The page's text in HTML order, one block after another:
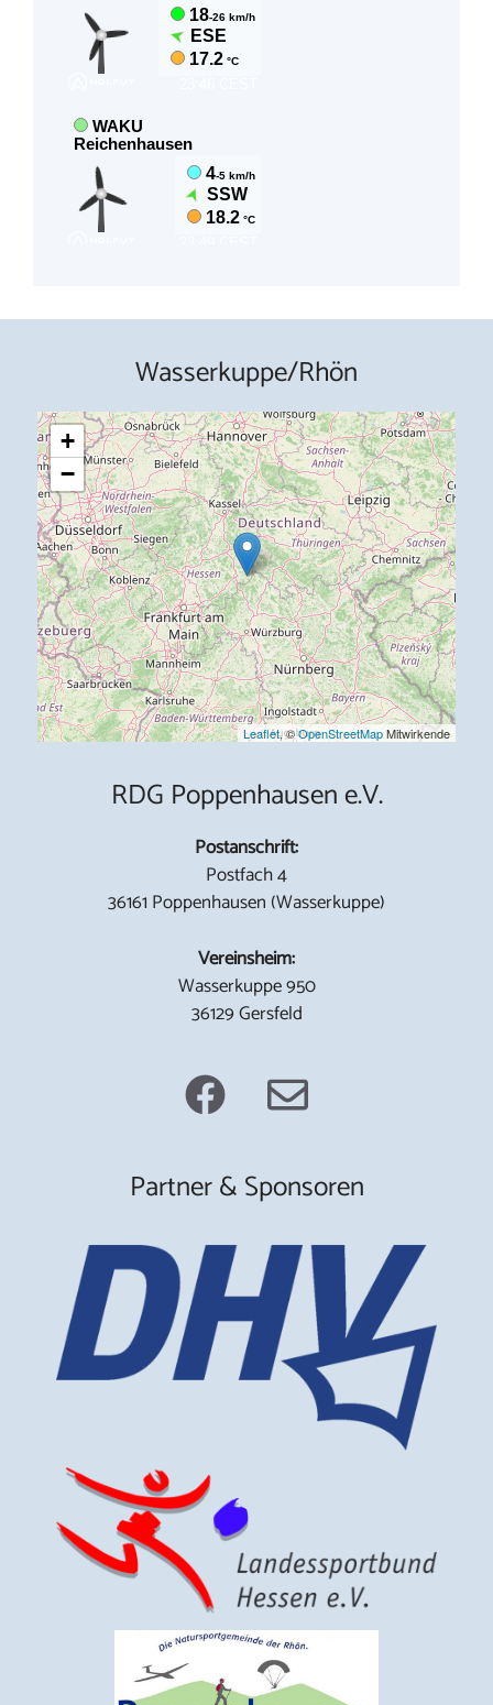
Wasserkuppe/Rhön
+
−
Leaflet, ©OpenStreetMapMitwirkende
RDG Poppenhausen e.V.
Postanschrift:
Postfach 4
36161 Poppenhausen (Wasserkuppe)
Vereinsheim:
Wasserkuppe 950
36129 Gersfeld
Partner & Sponsoren